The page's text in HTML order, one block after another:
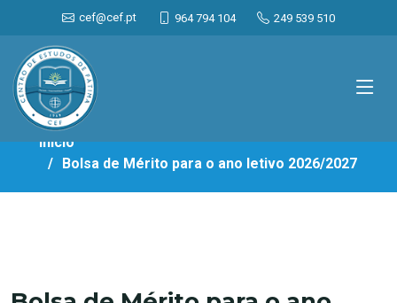
cef@cef.pt 964 794 104 249 539 510
Início
Bolsa de Mérito para o ano letivo 2026/2027